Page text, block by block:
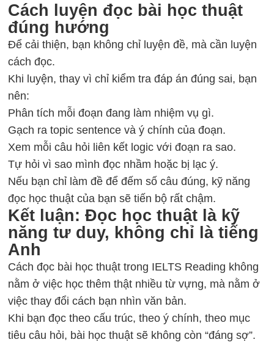
Cách luyện đọc bài học thuật
đúng hướng
Để cải thiện, bạn không chỉ luyện đề, mà cần luyện
cách đọc.
Khi luyện, thay vì chỉ kiểm tra đáp án đúng sai, bạn
nên:
Phân tích mỗi đoạn đang làm nhiệm vụ gì.
Gạch ra topic sentence và ý chính của đoạn.
Xem mỗi câu hỏi liên kết logic với đoạn ra sao.
Tự hỏi vì sao mình đọc nhầm hoặc bị lạc ý.
Nếu bạn chỉ làm đề để đếm số câu đúng, kỹ năng
đọc học thuật của bạn sẽ tiến bộ rất chậm.
Kết luận: Đọc học thuật là kỹ
năng tư duy, không chỉ là tiếng
Anh
Cách đọc bài học thuật trong IELTS Reading không
nằm ở việc học thêm thật nhiều từ vựng, mà nằm ở
việc thay đổi cách bạn nhìn văn bản.
Khi bạn đọc theo cấu trúc, theo ý chính, theo mục
tiêu câu hỏi, bài học thuật sẽ không còn “đáng sợ”.